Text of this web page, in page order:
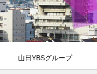
山日YBSグループ